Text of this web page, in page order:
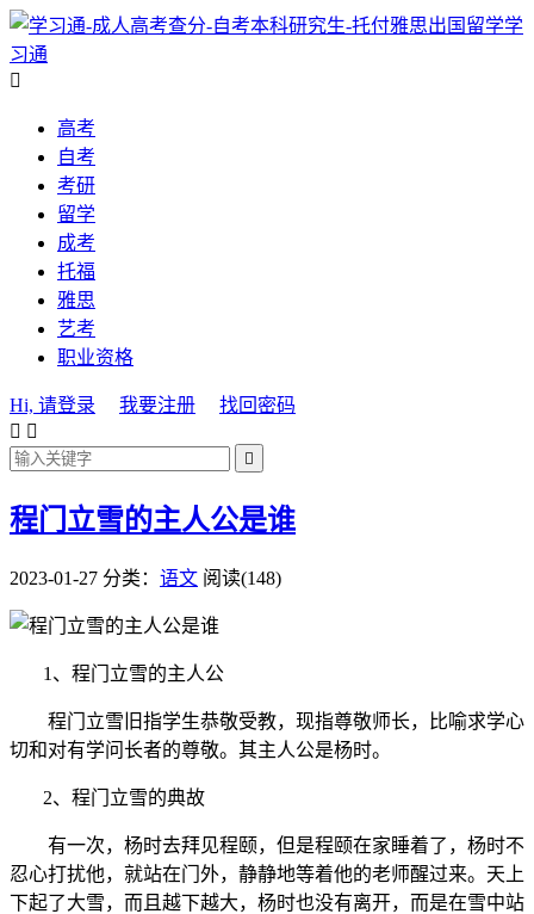
学
习通

高考
自考
考研
留学
成考
托福
雅思
艺考
职业资格
Hi, 请登录 我要注册
找回密码
 

程门立雪的主人公是谁
2023-01-27 分类： 语文 阅读(148)
1、程门立雪的主人公
程门立雪旧指学生恭敬受教，现指尊敬师长，比喻求学心
切和对有学问长者的尊敬。其主人公是杨时。
2、程门立雪的典故
有一次，杨时去拜见程颐，但是程颐在家睡着了，杨时不
忍心打扰他，就站在门外，静静地等着他的老师醒过来。天上
下起了大雪，而且越下越大，杨时也没有离开，而是在雪中站